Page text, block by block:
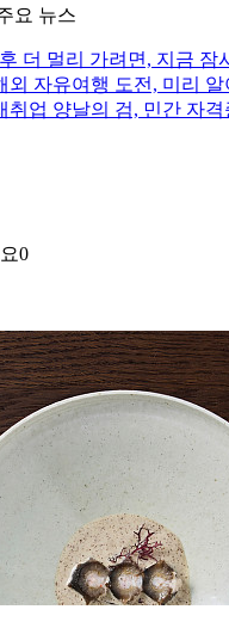
요 뉴스
더 멀리 가려면, 지금 잠
외 자유여행 도전, 미리
취업 양날의 검, 민간 자
0